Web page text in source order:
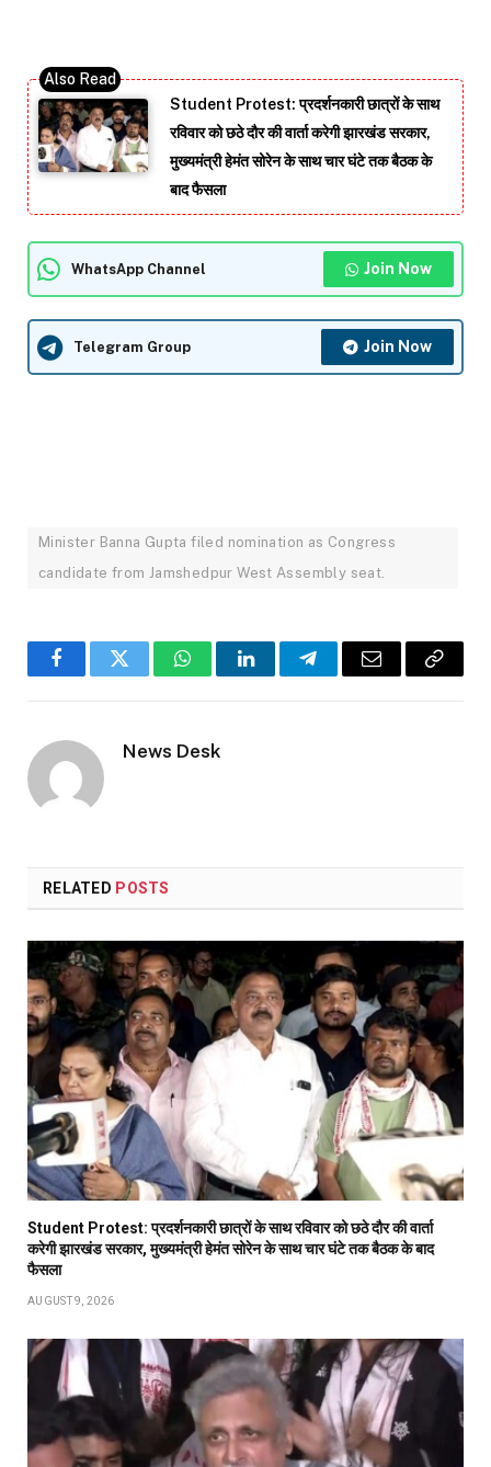
Student Protest: प्रदर्शनकारी छात्रों के साथ
रविवार को छठे दौर की वार्ता करेगी झारखंड सरकार,
मुख्यमंत्री हेमंत सोरेन के साथ चार घंटे तक बैठक के
बाद फैसला
WhatsApp Channel Join Now
Telegram Group Join Now
Minister Banna Gupta filed nomination as Congress
candidate from Jamshedpur West Assembly seat.
FacebookTwitter WhatsAppLinkedInTelegramEmail
Copy
News Desk
RELATED POSTS
Student Protest: प्रदर्शनकारी छात्रों के साथ रविवार को छठे दौर की वार्ता
करेगी झारखंड सरकार, मुख्यमंत्री हेमंत सोरेन के साथ चार घंटे तक बैठक के बाद
फैसला
AUGUST 9, 2026